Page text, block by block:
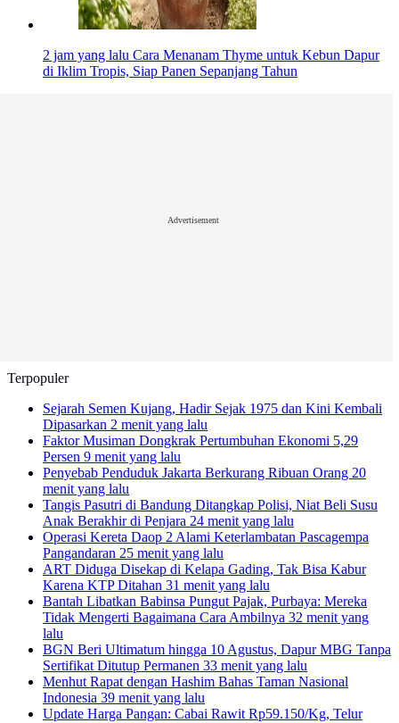
2 jam yang lalu Cara Menanam Thyme untuk Kebun Dapur
di Iklim Tropis, Siap Panen Sepanjang Tahun
Advertisement
Terpopuler
Sejarah Semen Kujang, Hadir Sejak 1975 dan Kini Kembali
Dipasarkan 2 menit yang lalu
Faktor Musiman Dongkrak Pertumbuhan Ekonomi 5,29
Persen 9 menit yang lalu
Penyebab Penduduk Jakarta Berkurang Ribuan Orang 20
menit yang lalu
Tangis Pasutri di Bandung Ditangkap Polisi, Niat Beli Susu
Anak Berakhir di Penjara 24 menit yang lalu
Operasi Kereta Daop 2 Alami Keterlambatan Pascagempa
Pangandaran 25 menit yang lalu
ART Diduga Disekap di Kelapa Gading, Tak Bisa Kabur
Karena KTP Ditahan 31 menit yang lalu
Bantah Libatkan Babinsa Pungut Pajak, Purbaya: Mereka
Tidak Mengerti Bagaimana Cara Ambilnya 32 menit yang
lalu
BGN Beri Ultimatum hingga 10 Agustus, Dapur MBG Tanpa
Sertifikat Ditutup Permanen 33 menit yang lalu
Menhut Rapat dengan Hashim Bahas Taman Nasional
Indonesia 39 menit yang lalu
Update Harga Pangan: Cabai Rawit Rp59.150/Kg, Telur